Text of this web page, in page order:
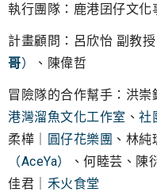
執行團隊：鹿港囝仔文化
計畫顧問：呂欣怡 副教
哥） 、陳偉哲
冒險隊的合作幫手：洪崇
港灣溜魚文化工作室 、 社
柔樺｜
圓仔花樂團 、林純
（AceYa）
、何睦芸、陳
佳君｜ 禾火食堂